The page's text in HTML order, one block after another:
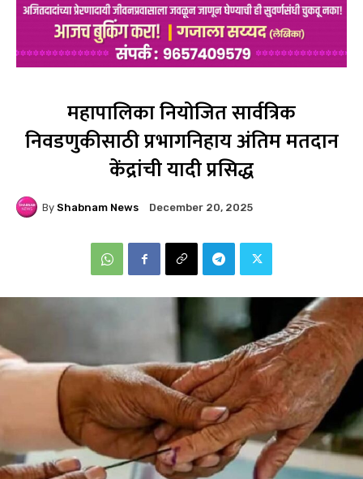
महापालिका नियोजित सार्वत्रिक
निवडणुकीसाठी प्रभागनिहाय अंतिम मतदान
केंद्रांची यादी प्रसिद्ध
By Shabnam News December 20, 2025